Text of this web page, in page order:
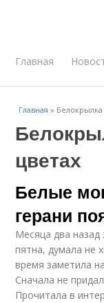
Главная
Главная »
цветах
Белые
герани
Месяца два назад
пятна, думала не
время заметила
Сначала не
Прочитала в